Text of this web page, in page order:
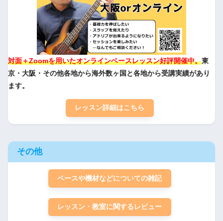
対面＋Zoomを用いたオンラインベースレッスン好評開催中。東
京・大阪・その他各地から海外数ヶ国と各地から受講実績があり
ます。
レッスン詳細はこちら
その他
ベースや機材などについての雑記
レッスン・教室に関するレビュー